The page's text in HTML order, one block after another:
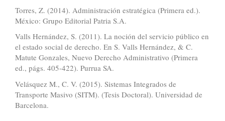
Torres, Z. (2014). Administración estratégica (Primera ed.).
México: Grupo Editorial Patria S.A.
Valls Hernández, S. (2011). La noción del servicio público en
el estado social de derecho. En S. Valls Hernández, & C.
Matute Gonzales, Nuevo Derecho Administrativo (Primera
ed., págs. 405-422). Purrua SA.
Velásquez M., C. V. (2015). Sistemas Integrados de
Transporte Masivo (SITM). (Tesis Doctoral). Universidad de
Barcelona.